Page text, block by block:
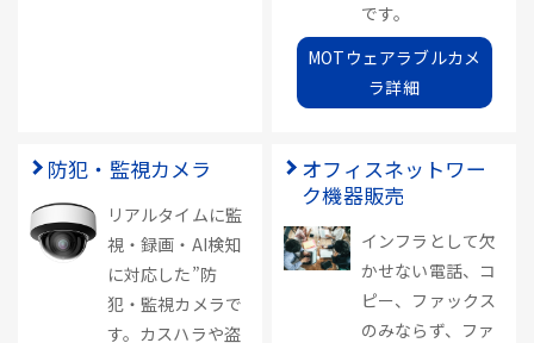
です。
MOTウェアラブルカメ
ラ詳細
防犯・監視カメラ
リアルタイムに監
視・録画・AI検知
に対応した”防
犯・監視カメラで
す。カスハラや盗
オフィスネットワー
ク機器販売
インフラとして欠
かせない電話、コ
ピー、ファックス
のみならず、ファ